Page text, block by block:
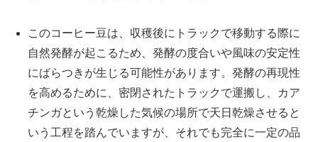
このコーヒー豆は、収穫後にトラックで移動する際に
自然発酵が起こるため、発酵の度合いや風味の安定性
にばらつきが生じる可能性があります。発酵の再現性
を高めるために、密閉されたトラックで運搬し、カア
チンガという乾燥した気候の場所で天日乾燥させると
いう工程を踏んでいますが、それでも完全に一定の品